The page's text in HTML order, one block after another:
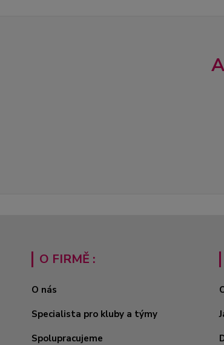
O FIRMĚ :
O nás
Specialista pro kluby a týmy
Spolupracujeme